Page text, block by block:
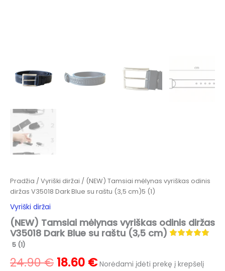
Pradžia /Vyriški diržai / (NEW) Tamsiai mėlynas vyriškas odinis
diržas V35018 Dark Blue su raštu (3,5 cm)5 (1)
Vyriški diržai
(NEW) Tamsiai mėlynas vyriškas odinis diržas
V35018 Dark Blue su raštu (3,5 cm)
5 (1)
24.90€ Original
18.60 €Current
Norėdami įdėti prekę į krepšelį